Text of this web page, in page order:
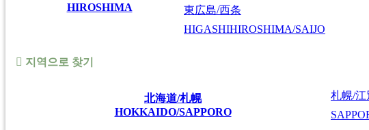
HIROSHIMA
東広島/西条
HIGASHIHIROSHIMA/SAIJO
지역으로 찾기
北海道/札幌
HOKKAIDO/SAPPORO
札幌/江